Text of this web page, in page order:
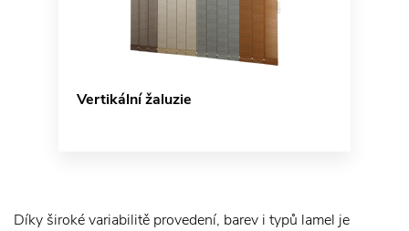
Vertikální žaluzie
Díky široké variabilitě provedení, barev i typů lamel je